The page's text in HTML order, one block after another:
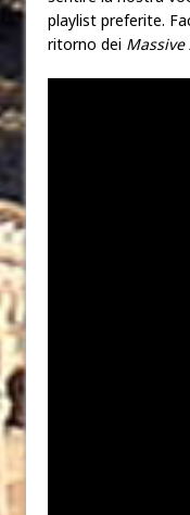
playlist preferite.
ritorno dei Massive